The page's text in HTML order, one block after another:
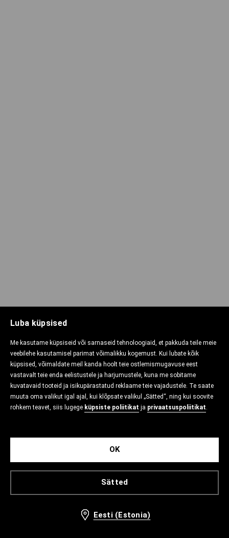
Luba küpsised
Me kasutame küpsiseid või sarnaseid tehnoloogiaid, et pakkuda teile meie
veebilehe kasutamisel parimat võimalikku kogemust. Kui lubate kõik
küpsised, võimaldate meil kanda hoolt teie ostlemismugavuse eest
vastavalt teie enda eelistustele ja harjumustele, kuna me sobitame
kuvatavaid tooteid ja isikupärastatud reklaame teie vajadustele. Te saate
muuta oma valikut igal ajal, kui klõpsate valikul „Sätted“, ning kui soovite
rohkem teavet, siis lugege küpsiste poliitikat ja privaatsuspoliitikat.
Sätted
OK
Eesti (Estonia)